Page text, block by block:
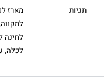
תגיות
מארז
למקווה
לחינה
לכלה,